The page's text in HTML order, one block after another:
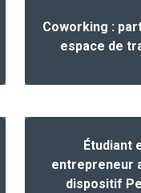
Coworking :
espace de
Étudiant
entrepreneur
dispositif